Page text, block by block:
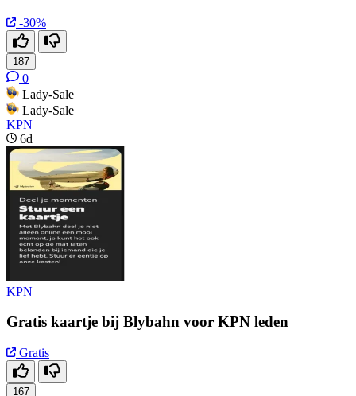
-30%
187
0
Lady-Sale
Lady-Sale
KPN
6d
KPN
Gratis kaartje bij Blybahn voor KPN leden
Gratis
167